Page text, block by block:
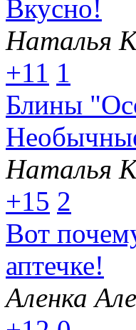
Вкусно!
Наталья
+11 1
Блины
Наталья
+15 2
Вот
аптечке!
Аленка